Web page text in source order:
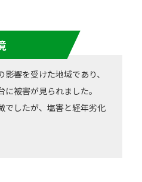
響を受けた地域であり、
被害が見られました。
でしたが、塩害と経年劣化